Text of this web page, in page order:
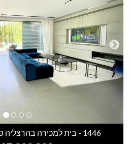
1446 - בית למכירה בהרצליה פיתוח במיקום מעולה